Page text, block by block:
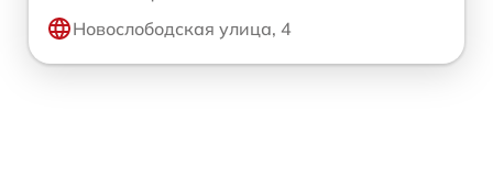
Новослободская улица, 4